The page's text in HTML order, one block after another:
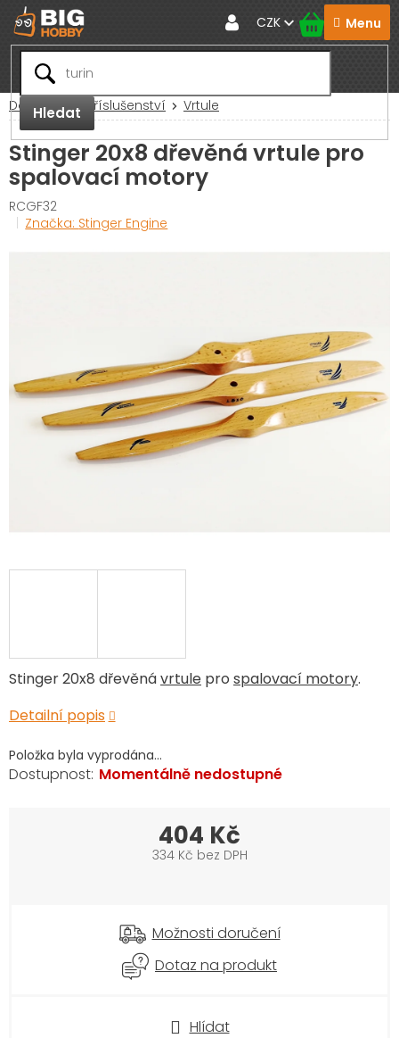
Přejít
na
obsah
Hledat
CZK
Domů RC Příslušenství Vrtule
Stinger 20x8 dřevěná vrtule pro
spalovací motory
RCGF32
Značka: Stinger Engine
Položka byla vyprodána…
Stinger 20x8 dřevěnávrtule pro spalovací motory.
Detailní popis
Hlídat
Momentálně nedostupné
404 Kč
334 Kč bez DPH
Možnosti doručení
Dotaz na produkt